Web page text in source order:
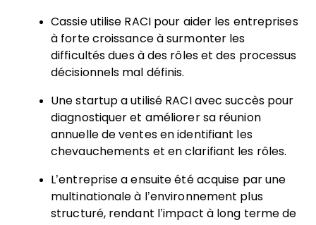
Cassie utilise RACI pour aider les entreprises
à forte croissance à surmonter les
difficultés dues à des rôles et des processus
décisionnels mal définis.
Une startup a utilisé RACI avec succès pour
diagnostiquer et améliorer sa réunion
annuelle de ventes en identifiant les
chevauchements et en clarifiant les rôles.
L’entreprise a ensuite été acquise par une
multinationale à l’environnement plus
structuré, rendant l’impact à long terme de